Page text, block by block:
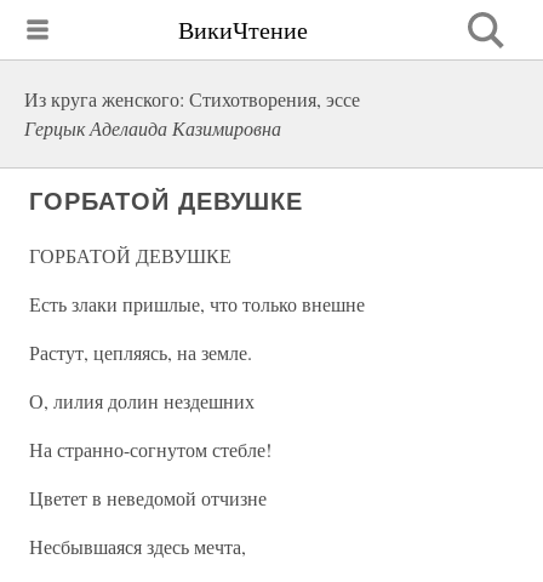
ВикиЧтение
Из круга женского: Стихотворения, эссе
Герцык Аделаида Казимировна
ГОРБАТОЙ ДЕВУШКЕ
ГОРБАТОЙ ДЕВУШКЕ
Есть злаки пришлые, что только внешне
Растут, цепляясь, на земле.
О, лилия долин нездешних
На странно-согнутом стебле!
Цветет в неведомой отчизне
Несбывшаяся здесь мечта,